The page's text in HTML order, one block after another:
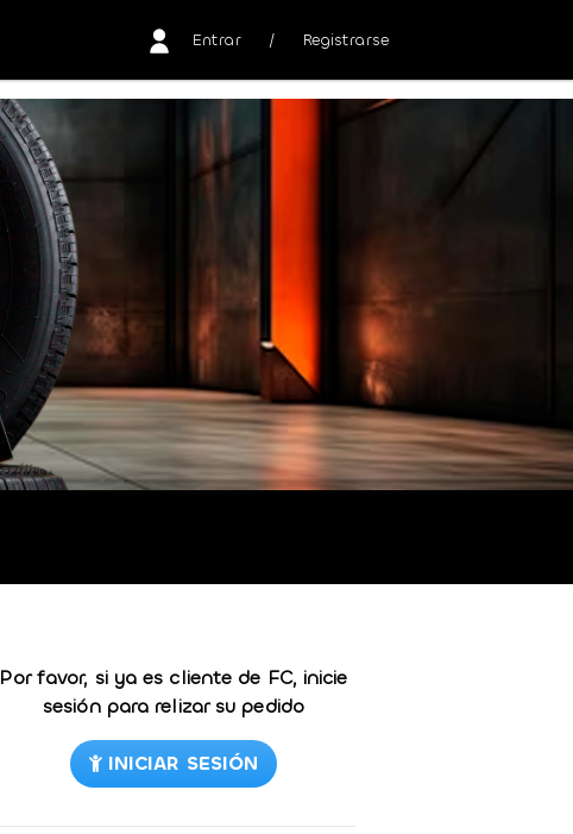
Entrar / Registrarse
Por favor, si ya es cliente de FC, inicie
sesión para relizar su pedido
INICIAR SESIÓN